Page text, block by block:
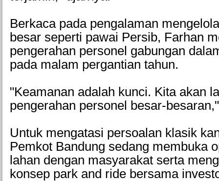
Berkaca pada pengalaman
besar seperti pawai Persib, Farhan
pengerahan personel gabungan
pada malam pergantian tahun.
"Keamanan adalah kunci. Kita akan
pengerahan personel besar-
Untuk mengatasi persoalan klasik
Pemkot Bandung sedang membuka
lahan dengan masyarakat serta
konsep park and ride bersama